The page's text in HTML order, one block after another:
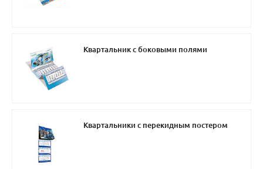
Квартальник с боковыми полями
Квартальники с перекидным постером